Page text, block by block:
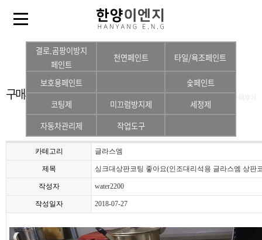
결로.곰팡이방지
페인트
천연페인트 타일/욕조페인트
보호용페인트
숯페인트
코팅제
미끄럼방지제
세정제
자동차관리제
작업도구
구매후기 구매후기
카테고리 글라스엠
제목 싱크대상판코팅 좋아요(인조대리석용 글라스엠 상판
작성자 water2200
작성일자 2018-07-27